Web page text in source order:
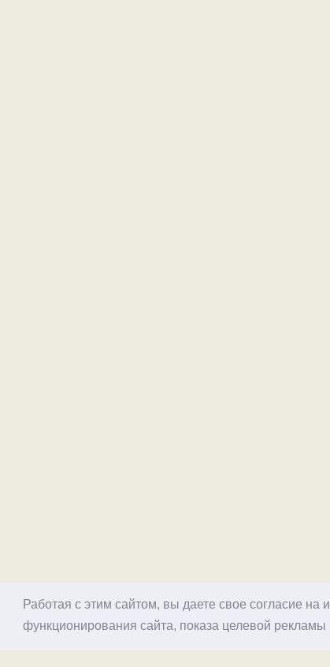
Работая с этим сайтом, вы даете свое согласие
функционирования сайта, показа целевой
© 1998–2026 Alex Exler